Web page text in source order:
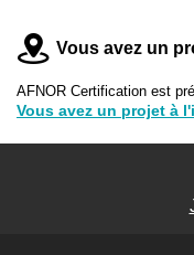
Vous avez un
AFNOR Certification est
Vous avez un projet à